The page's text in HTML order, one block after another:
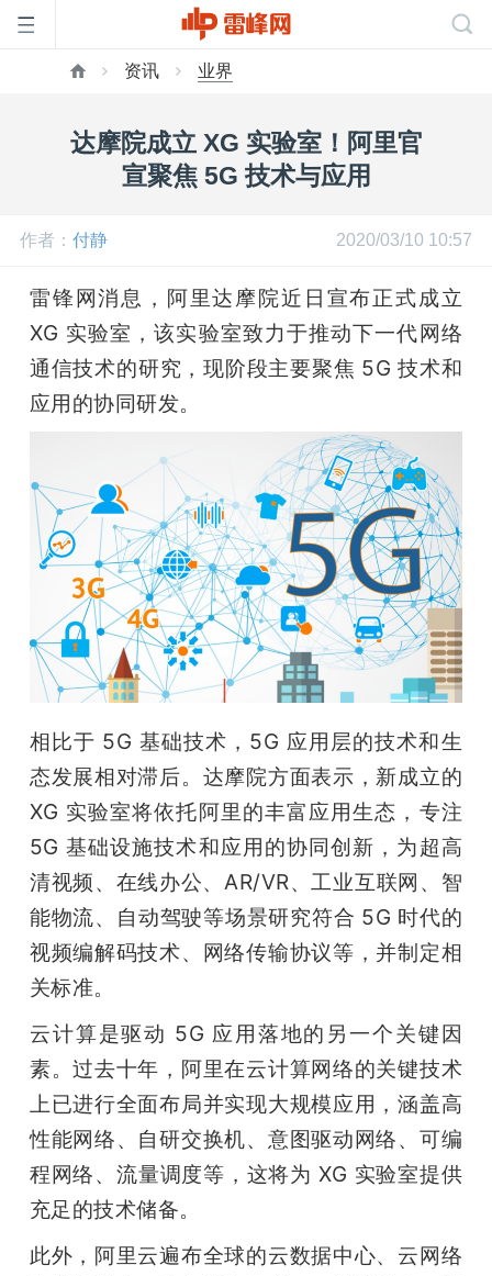
雷
峰
网
开
课
活
动
中
心
GAIR
专
题
搞
机
资讯 业界
达摩院成立 XG 实验室！阿里官
宣聚焦 5G 技术与应用
作者： 付静 2020/03/10 10:57
雷锋网消息，阿里达摩院近日宣布正式成立
XG 实验室，该实验室致力于推动下一代网络
通信技术的研究，现阶段主要聚焦 5G 技术和
应用的协同研发。
相比于 5G 基础技术，5G 应用层的技术和生
态发展相对滞后。达摩院方面表示，新成立的
XG 实验室将依托阿里的丰富应用生态，专注
5G 基础设施技术和应用的协同创新，为超高
清视频、在线办公、AR/VR、工业互联网、智
能物流、自动驾驶等场景研究符合 5G 时代的
视频编解码技术、网络传输协议等，并制定相
关标准。
云计算是驱动 5G 应用落地的另一个关键因
素。过去十年，阿里在云计算网络的关键技术
上已进行全面布局并实现大规模应用，涵盖高
性能网络、自研交换机、意图驱动网络、可编
程网络、流量调度等，这将为 XG 实验室提供
充足的技术储备。
此外，阿里云遍布全球的云数据中心、云网络